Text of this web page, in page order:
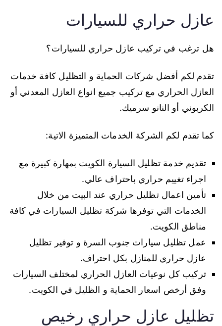
عازل حراري للسيارات
هل ترغب في تركيب عازل حراري للسيارات؟
تقدم لكم أفضل شركات الحماية و التظليل كافة خدمات
العازل الحراري مع تركيب جميع انواع العازل المعدني أو
الكربوني أو النانو سرميك.
كما تقدم لكم الشركة الخدمات المتميزة الاتية:
تقديم خدمة تظليل السيارة الكويت بمهارة كبيرة مع
اجراء تغييم حراري باحتراف عالي.
تأمين اعمال تظليل حراري عند البيت من خلال
الخدمات التي توفرها شركة تظليل السيارات في كافة
مناطق الكويت.
عمل تظليل سيارات جنوب السرة و توفير تظليل
عازل حراري للمنازل بكل احتراف.
تركيب كل نوعيات العازل الحراري لمختلف السيارات
وفق أرخص اسعار الحماية و الظليل في الكويت.
تظليل عازل حراري رخيص